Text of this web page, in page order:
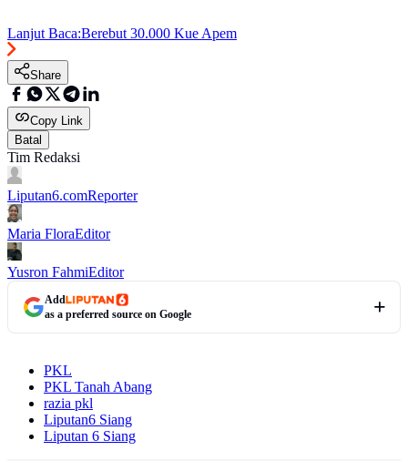
Lanjut Baca:Berebut 30.000 Kue Apem
Share
Copy Link
Batal
Tim Redaksi
Liputan6.comReporter
Maria FloraEditor
Yusron FahmiEditor
Add
as a preferred source on Google
PKL
PKL Tanah Abang
razia pkl
Liputan6 Siang
Liputan 6 Siang